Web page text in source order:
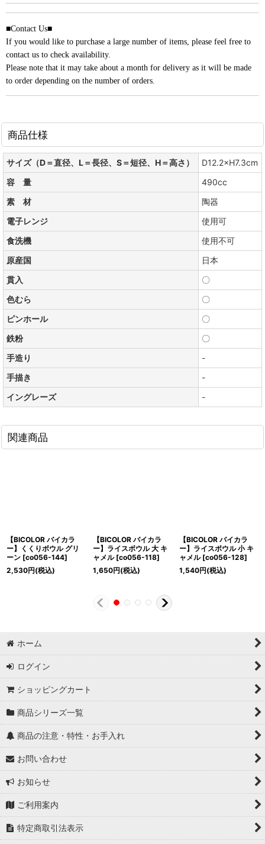
■Contact Us■
If you would like to purchase a large number of items, please feel free to
contact us to check availability.
Please note that it may take about a month for delivery as it will be made
to order depending on the number of orders.
商品仕様
サイズ（D＝直径、L＝長径、S＝短径、H＝高さ）
D12.2×H7.3cm
容 量
490cc
素 材
陶器
電子レンジ
使用可
食洗機
使用不可
原産国
日本
貫入
〇
色むら
〇
ピンホール
〇
鉄粉
〇
手造り
-
手描き
-
イングレーズ
-
関連商品
【BICOLOR バイカラ
ー】くくりボウル グリ
ーン [co056-144]
2,530円(税込)
【BICOLOR バイカラ
ー】ライスボウル 大 キ
ャメル [co056-118]
1,650円(税込)
【BICOLOR バイカラ
ー】ライスボウル 小 キ
ャメル [co056-128]
1,540円(税込)
ホーム
ログイン
ショッピングカート
商品シリーズ一覧
商品の注意・特性・お手入れ
お問い合わせ
お知らせ
ご利用案内
特定商取引法表示